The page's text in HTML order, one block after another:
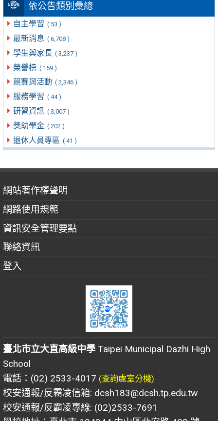
依公告類別彙總
自主學習 ( 53 )
最新消息 ( 6,708 )
學生與家長 ( 3,237 )
榮譽榜 ( 159 )
競賽與活動 ( 2,346 )
服務學習 ( 44 )
研習資訊 ( 3,007 )
獎助學金 ( 202 )
退休人員專區 ( 41 )
網站著作權聲明
網路使用規範
資訊安全管理要點
聯絡資訊
登入
臺北市立大直高級中學 Taipei Municipal Dazhi High
School
電話：(02) 2533-4017 (查詢處室分機)
校安通報/反霸凌信箱: dcsh183@dcsh.tp.edu.tw
校安通報/反霸凌專線: (02)2533-7691